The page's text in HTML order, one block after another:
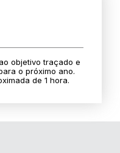
objetivo traçado e
o próximo ano.
de 1 hora.